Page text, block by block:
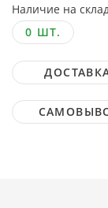
Наличие на
0 ШТ.